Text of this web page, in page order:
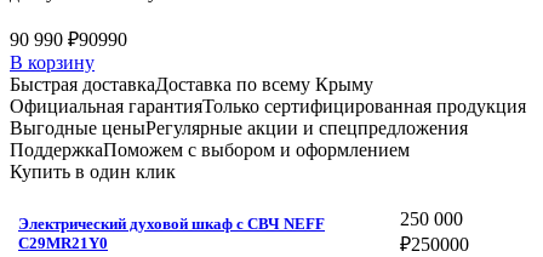
90 990 ₽90990
В корзину
Быстрая доставкаДоставка по всему Крыму
Официальная гарантияТолько сертифицированная продукция
Выгодные ценыРегулярные акции и спецпредложения
ПоддержкаПоможем с выбором и оформлением
Купить в один клик
Электрический духовой шкаф c СВЧ NEFF
C29MR21Y0
250 000
₽250000